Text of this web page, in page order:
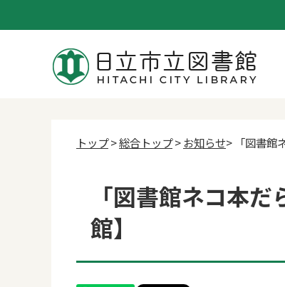
トップ>総合トップ>お知らせ> 「図書館
「図書館ネコ本
館】